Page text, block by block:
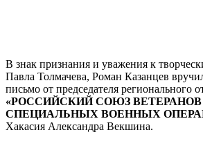
В знак признания и уважения к
Павла Толмачева, Роман Казанцев
письмо от председателя регионального
«РОССИЙСКИЙ СОЮЗ
СПЕЦИАЛЬНЫХ ВОЕННЫХ
Хакасия Александра Векшина.